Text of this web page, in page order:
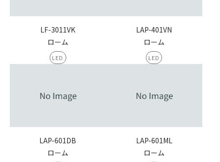
LF-3011VK
ローム
LED
LAP-401VN
ローム
LED
LAP-601DB
ローム
LAP-601ML
ローム